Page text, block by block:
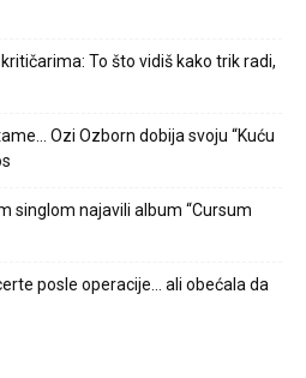
To što vidiš kako trik radi,
Ozi Ozborn dobija svoju “Kuću
singlom najavili album “Cursum
posle operacije… ali obećala da